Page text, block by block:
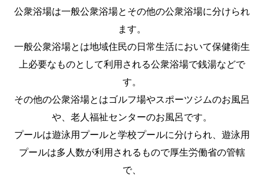
公衆浴場は一般公衆浴場とその他の公衆浴場に分けられ
ます。
一般公衆浴場とは地域住民の日常生活において保健衛生
上必要なものとして利用される公衆浴場で銭湯などで
す。
その他の公衆浴場とはゴルフ場やスポーツジムのお風呂
や、老人福祉センターのお風呂です。
プールは遊泳用プールと学校プールに分けられ、遊泳用
プールは多人数が利用されるもので厚生労働省の管轄
で、